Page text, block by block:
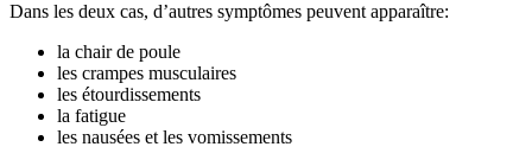
Dans les deux cas, d’autres symptômes peuvent apparaître:
la chair de poule
les crampes musculaires
les étourdissements
la fatigue
les nausées et les vomissements